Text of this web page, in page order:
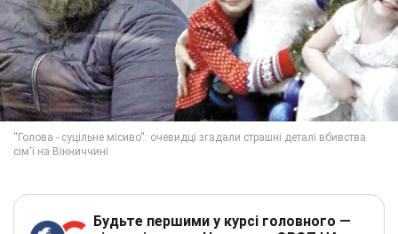
Будьте першими у курсі головного —